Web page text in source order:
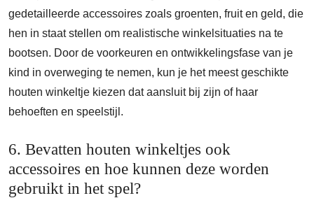
gedetailleerde accessoires zoals groenten, fruit en geld, die
hen in staat stellen om realistische winkelsituaties na te
bootsen. Door de voorkeuren en ontwikkelingsfase van je
kind in overweging te nemen, kun je het meest geschikte
houten winkeltje kiezen dat aansluit bij zijn of haar
behoeften en speelstijl.
6. Bevatten houten winkeltjes ook
accessoires en hoe kunnen deze worden
gebruikt in het spel?